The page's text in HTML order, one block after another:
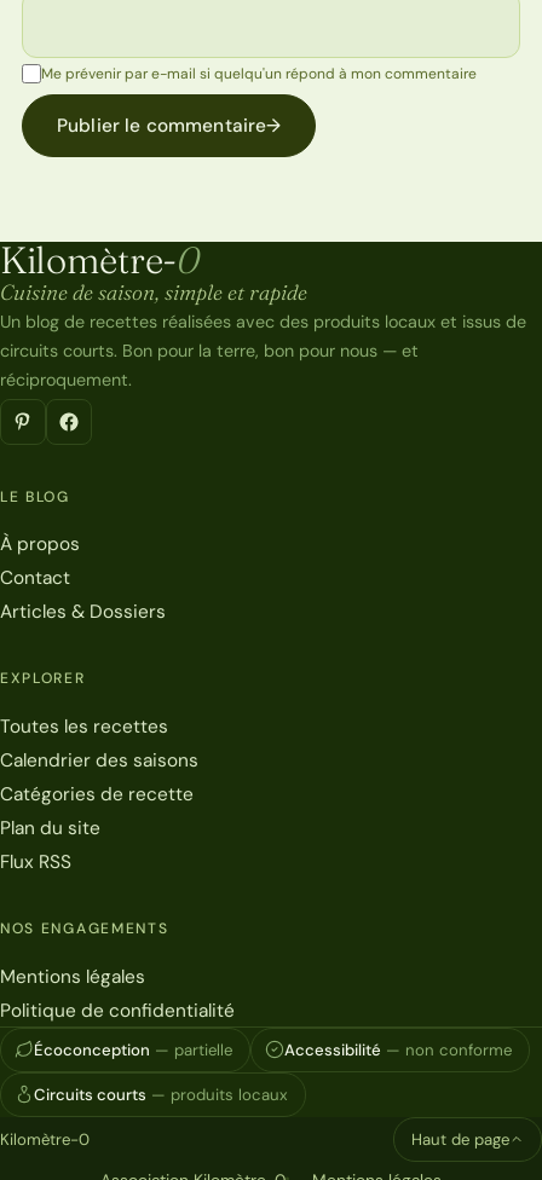
Me prévenir par e-mail si quelqu'un répond à mon commentaire
Publier le commentaire→
Kilomètre-0
Kilomètre-0
Cuisine de saison, simple et rapide
Un blog de recettes réalisées avec des produits locaux et issus de
circuits courts. Bon pour la terre, bon pour nous — et
réciproquement.
LE BLOG
À propos
Contact
Articles & Dossiers
EXPLORER
Toutes les recettes
Calendrier des saisons
Catégories de recette
Plan du site
Flux RSS
NOS ENGAGEMENTS
Mentions légales
Politique de confidentialité
Écoconception — partielle Accessibilité — non conforme
Circuits courts — produits locaux
Kilomètre-0 Haut de page